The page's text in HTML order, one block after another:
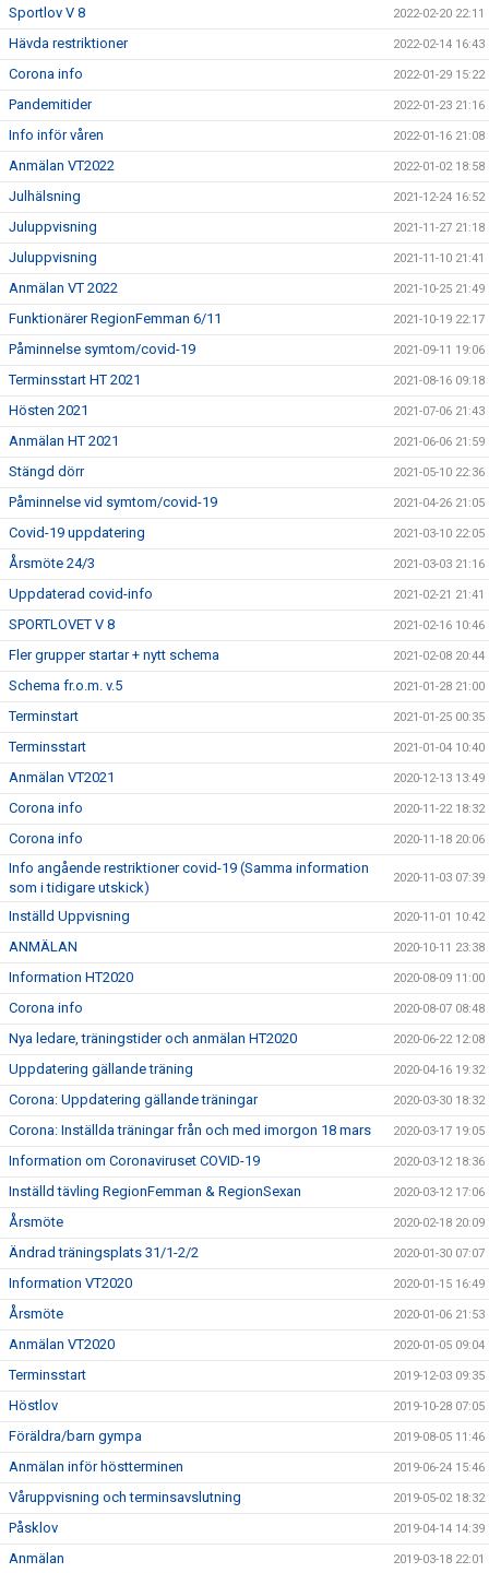
Sportlov V 8 2022-02-20 22:11
Hävda restriktioner 2022-02-14 16:43
Corona info 2022-01-29 15:22
Pandemitider 2022-01-23 21:16
Info inför våren 2022-01-16 21:08
Anmälan VT2022 2022-01-02 18:58
Julhälsning 2021-12-24 16:52
Juluppvisning 2021-11-27 21:18
Juluppvisning 2021-11-10 21:41
Anmälan VT 2022 2021-10-25 21:49
Funktionärer RegionFemman 6/11 2021-10-19 22:17
Påminnelse symtom/covid-19 2021-09-11 19:06
Terminsstart HT 2021 2021-08-16 09:18
Hösten 2021 2021-07-06 21:43
Anmälan HT 2021 2021-06-06 21:59
Stängd dörr 2021-05-10 22:36
Påminnelse vid symtom/covid-19 2021-04-26 21:05
Covid-19 uppdatering 2021-03-10 22:05
Årsmöte 24/3 2021-03-03 21:16
Uppdaterad covid-info 2021-02-21 21:41
SPORTLOVET V 8 2021-02-16 10:46
Fler grupper startar + nytt schema 2021-02-08 20:44
Schema fr.o.m. v.5 2021-01-28 21:00
Terminstart 2021-01-25 00:35
Terminsstart 2021-01-04 10:40
Anmälan VT2021 2020-12-13 13:49
Corona info 2020-11-22 18:32
Corona info 2020-11-18 20:06
Info angående restriktioner covid-19 (Samma information
som i tidigare utskick)
2020-11-03 07:39
Inställd Uppvisning 2020-11-01 10:42
ANMÄLAN 2020-10-11 23:38
Information HT2020 2020-08-09 11:00
Corona info 2020-08-07 08:48
Nya ledare, träningstider och anmälan HT2020 2020-06-22 12:08
Uppdatering gällande träning 2020-04-16 19:32
Corona: Uppdatering gällande träningar 2020-03-30 18:32
Corona: Inställda träningar från och med imorgon 18 mars 2020-03-17 19:05
Information om Coronaviruset COVID-19 2020-03-12 18:36
Inställd tävling RegionFemman & RegionSexan 2020-03-12 17:06
Årsmöte 2020-02-18 20:09
Ändrad träningsplats 31/1-2/2 2020-01-30 07:07
Information VT2020 2020-01-15 16:49
Årsmöte 2020-01-06 21:53
Anmälan VT2020 2020-01-05 09:04
Terminsstart 2019-12-03 09:35
Höstlov 2019-10-28 07:05
Föräldra/barn gympa 2019-08-05 11:46
Anmälan inför höstterminen 2019-06-24 15:46
Våruppvisning och terminsavslutning 2019-05-02 18:32
Påsklov 2019-04-14 14:39
Anmälan 2019-03-18 22:01